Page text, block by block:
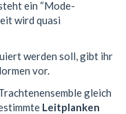
ein “Mode-
wird quasi
werden soll, gibt ihr
vor.
gleich
Leitplanken